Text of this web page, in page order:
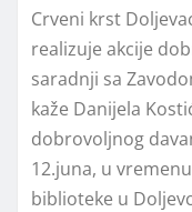
Crveni krst
realizuje akcije
saradnji sa
kaže Danijela
dobrovoljnog
12.juna, u
biblioteke u